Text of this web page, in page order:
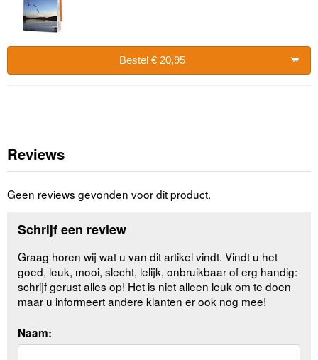
Bestel € 20,95
Reviews
Geen reviews gevonden voor dit product.
Schrijf een review
Graag horen wij wat u van dit artikel vindt. Vindt u het
goed, leuk, mooi, slecht, lelijk, onbruikbaar of erg handig:
schrijf gerust alles op! Het is niet alleen leuk om te doen
maar u informeert andere klanten er ook nog mee!
Naam: